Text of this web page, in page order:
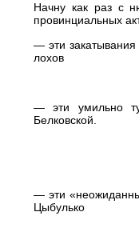
Начну как раз с
провинциальных
— эти
лохов
— эти умильно
Белковской.
— эти
Цыбулько